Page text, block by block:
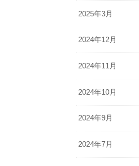
2025年3月
2024年12月
2024年11月
2024年10月
2024年9月
2024年7月